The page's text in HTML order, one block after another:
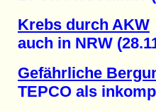
Krebs durch AKW
auch in NRW
Gefährliche
TEPCO als